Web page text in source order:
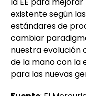
existente según
estándares de
cambiar
nuestra evolución
de la mano con la
para las nuevas